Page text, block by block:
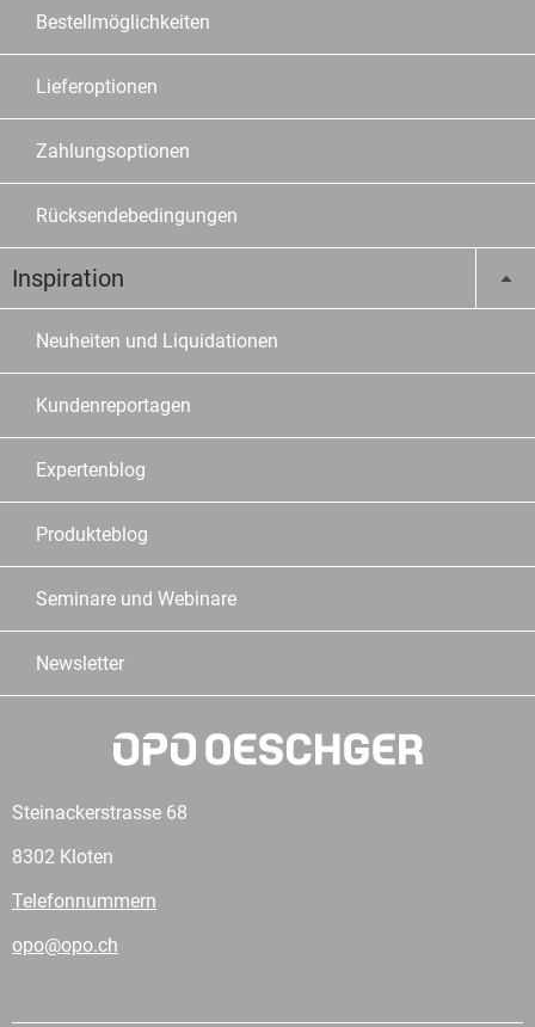
Bestellmöglichkeiten
Lieferoptionen
Zahlungsoptionen
Rücksendebedingungen
Inspiration
Neuheiten und Liquidationen
Kundenreportagen
Expertenblog
Produkteblog
Seminare und Webinare
Newsletter
Steinackerstrasse 68
8302 Kloten
Telefonnummern
opo@opo.ch